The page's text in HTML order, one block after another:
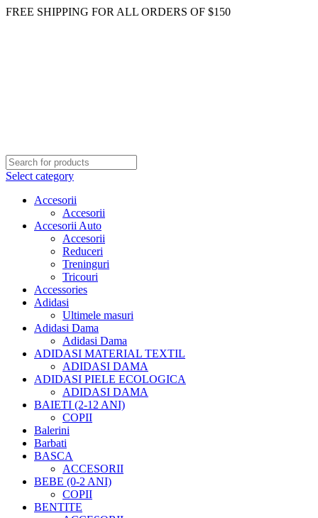
FREE SHIPPING FOR ALL ORDERS OF $150
Select category
Accesorii
Accesorii
Accesorii Auto
Accesorii
Reduceri
Treninguri
Tricouri
Accessories
Adidasi
Ultimele masuri
Adidasi Dama
Adidasi Dama
ADIDASI MATERIAL TEXTIL
ADIDASI DAMA
ADIDASI PIELE ECOLOGICA
ADIDASI DAMA
BAIETI (2-12 ANI)
COPII
Balerini
Barbati
BASCA
ACCESORII
BEBE (0-2 ANI)
COPII
BENTITE